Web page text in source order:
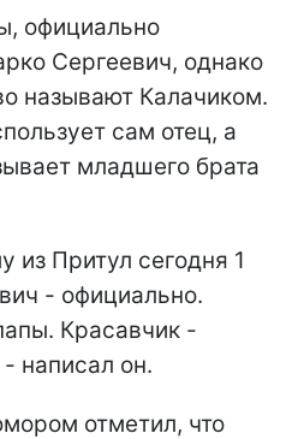
официально
Сергеевич, однако
называют Калачиком.
сам отец, а
младшего брата
Притул сегодня 1
- официально.
Красавчик -
написал он.
отметил, что